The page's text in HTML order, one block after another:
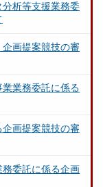
析等支援業務委
画提案競技の審
業務委託に係る
企画提案競技の審
委託に係る企画